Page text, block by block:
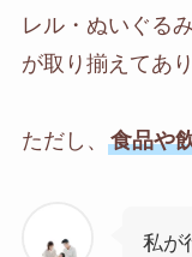
レル・ぬいぐる
が取り揃えてあり
ただし、 食品や
私が